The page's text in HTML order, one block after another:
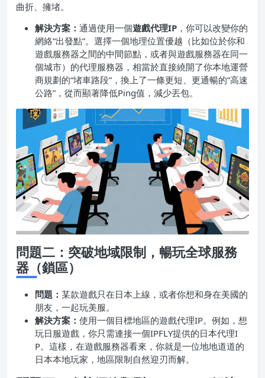
曲折、擁堵。
解決方案： 通過使用一個遊戲代理IP ，你可以改變你的
網絡“出發點”。選擇一個地理位置優越（比如位於你和
遊戲服務器之間的中間節點，或者與遊戲服務器在同一
個城市）的代理服務器，相當於直接繞開了你本地運營
商規劃的“堵車路段”，換上了一條更短、更通暢的“高速
公路”，從而顯著降低Ping值，減少丟包。
問題二：突破地域限制，暢玩全球服務
器（鎖區）
問題： 某款遊戲只在日本上線，或者你想和身在美國的
朋友，一起玩美服。
解決方案： 使用一個目標地區的遊戲代理IP。例如，想
玩日服遊戲，你只需連接一個IPFLY提供的日本代理I
P。這樣，在遊戲服務器看來，你就是一位地地道道的
日本本地玩家，地區限制自然迎刃而解。